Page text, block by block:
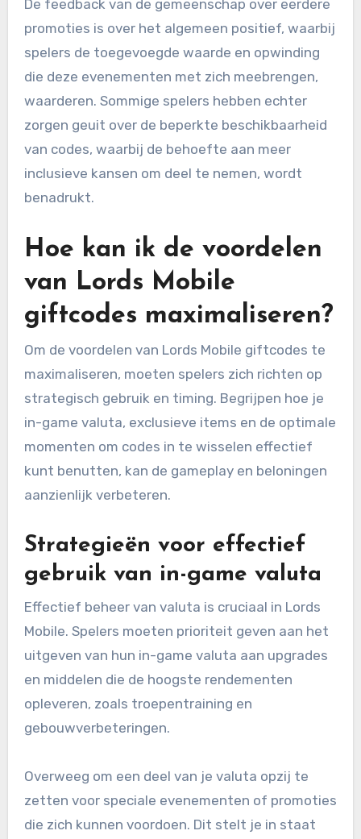
De feedback van de gemeenschap over eerdere
promoties is over het algemeen positief, waarbij
spelers de toegevoegde waarde en opwinding
die deze evenementen met zich meebrengen,
waarderen. Sommige spelers hebben echter
zorgen geuit over de beperkte beschikbaarheid
van codes, waarbij de behoefte aan meer
inclusieve kansen om deel te nemen, wordt
benadrukt.
Hoe kan ik de voordelen
van Lords Mobile
giftcodes maximaliseren?
Om de voordelen van Lords Mobile giftcodes te
maximaliseren, moeten spelers zich richten op
strategisch gebruik en timing. Begrijpen hoe je
in-game valuta, exclusieve items en de optimale
momenten om codes in te wisselen effectief
kunt benutten, kan de gameplay en beloningen
aanzienlijk verbeteren.
Strategieën voor effectief
gebruik van in-game valuta
Effectief beheer van valuta is cruciaal in Lords
Mobile. Spelers moeten prioriteit geven aan het
uitgeven van hun in-game valuta aan upgrades
en middelen die de hoogste rendementen
opleveren, zoals troepentraining en
gebouwverbeteringen.
Overweeg om een deel van je valuta opzij te
zetten voor speciale evenementen of promoties
die zich kunnen voordoen. Dit stelt je in staat